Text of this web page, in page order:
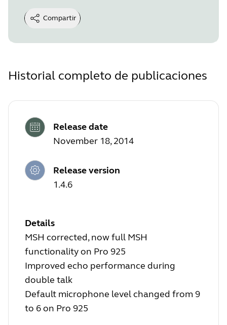
Compartir
Historial completo de publicaciones
Release date
November 18, 2014
Release version
1.4.6
Details
MSH corrected, now full MSH
functionality on Pro 925
Improved echo performance during
double talk
Default microphone level changed from 9
to 6 on Pro 925